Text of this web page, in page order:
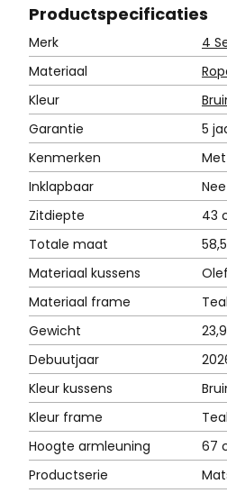
Productspecificaties
Merk
4
Materiaal
Kleur
Garantie
5
Kenmerken
Inklapbaar
Nee
Zitdiepte
43
Totale maat
Materiaal kussens
Materiaal frame
Gewicht
Debuutjaar
Kleur kussens
Kleur frame
Hoogte armleuning
67
Productserie